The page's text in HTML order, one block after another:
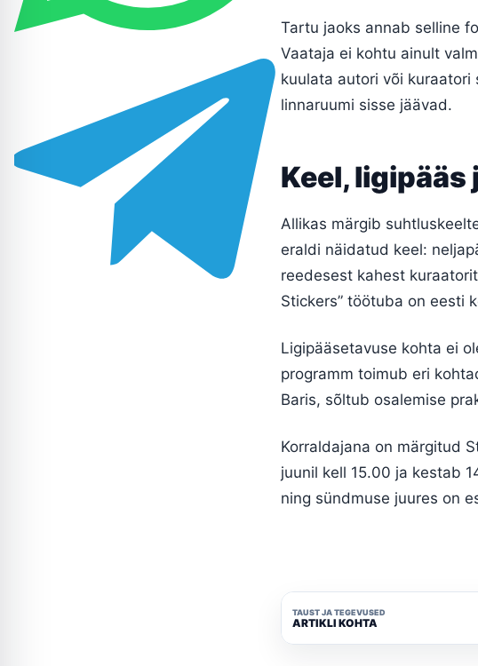
Tartu jaoks annab selline
Vaataja ei kohtu ainult
kuulata autori või
linnaruumi sisse jäävad.
Keel,
Allikas märgib
eraldi näidatud keel:
reedesest kahest
Stickers” töötuba on eesti
Ligipääsetavuse kohta ei
programm toimub eri
Baris, sõltub osalemise
Korraldajana on märgitud
juunil kell 15.00 ja kestab
ning sündmuse juures on
TAUST JA TEGEVUSED
ARTIKLI KOHTA